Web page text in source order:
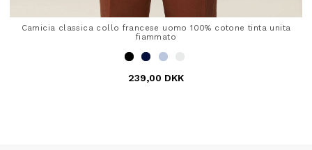
Camicia classica collo francese uomo 100% cotone tinta unita
fiammato
239,00 DKK